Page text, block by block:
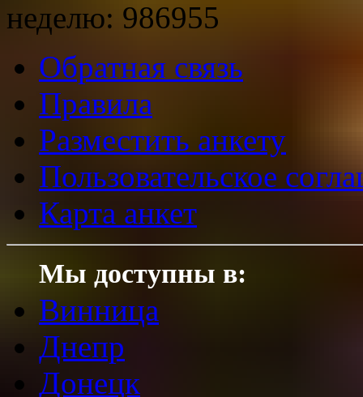
неделю: 986955
Обратная связь
Правила
Разместить анкету
Пользовательское
Карта анкет
Мы доступны в:
Винница
Днепр
Донецк